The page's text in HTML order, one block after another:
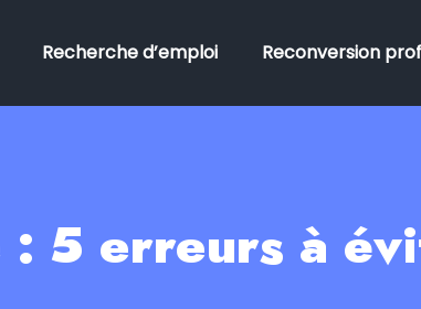
Recherche d’emploi Reconversion
: 5 erreurs à